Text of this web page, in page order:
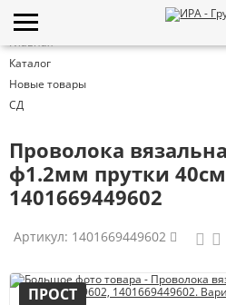
Главная
Каталог
Новые товары
СД
Проволока
ф1.2мм прутки
1401669449602
Артикул: 1401669449602
ПРОСТ